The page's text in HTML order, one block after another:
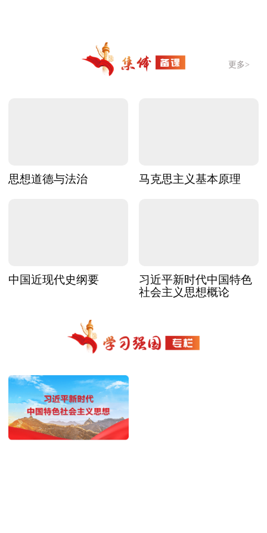
更多>
思想道德与法治 马克思主义基本原理
中国近现代史纲要
习近平新时代中国特色
社会主义思想概论